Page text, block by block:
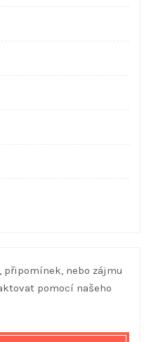
nebo zájmu
pomocí našeho